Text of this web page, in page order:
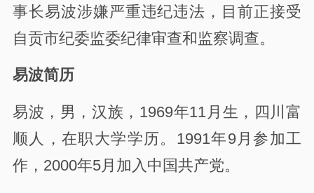
事长易波涉嫌严重违纪违法，目前正接受
自贡市纪委监委纪律审查和监察调查。
易波简历
易波，男，汉族，1969年11月生，四川富
顺人，在职大学学历。1991年9月参加工
作，2000年5月加入中国共产党。